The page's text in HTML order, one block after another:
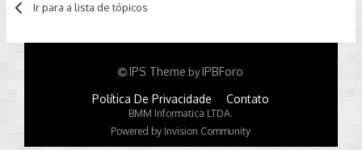
Ir para a lista de tópicos
IPS Theme byIPBForo
Política De Privacidade Contato
BMM Informatica LTDA.
Powered by Invision Community